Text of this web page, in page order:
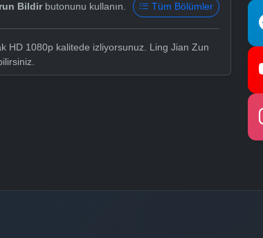
Bildirbutonunu kullanın. Tüm Bölümler
HD 1080p kalitede izliyorsunuz. Ling Jian Zun